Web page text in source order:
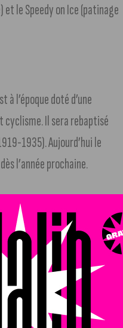
le Speedy on Ice (patinage
l’époque doté d’une
Il sera rebaptisé
1935). Aujourd’hui le
l’année prochaine.
de métier mobilisés autour
dans un esprit
vise à transmettre aussi
le partage de valeurs, telles